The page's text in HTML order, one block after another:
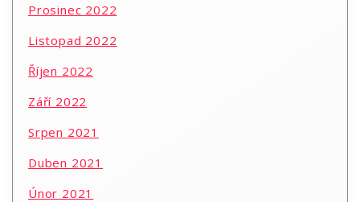
Prosinec 2022
Listopad 2022
Říjen 2022
Září 2022
Srpen 2021
Duben 2021
Únor 2021